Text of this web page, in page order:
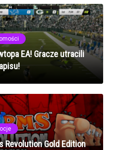
EA! Gracze utracili
Revolution Gold Edition